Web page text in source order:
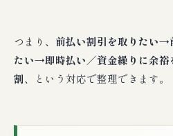
つまり、 前払い割引を取りたい→
たい→即時払い／資金繰りに余
割、という対応で整理できます。